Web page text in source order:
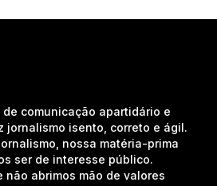
de comunicação apartidário e
jornalismo isento, correto e ágil.
nossa matéria-prima
ser de interesse público.
não abrimos mão de valores